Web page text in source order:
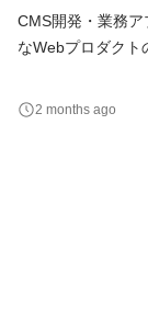
CMS開発・業務
なWebプロダクト
ミーティングに参
か」「誰が使う
2 months ago